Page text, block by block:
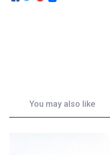
You may also like